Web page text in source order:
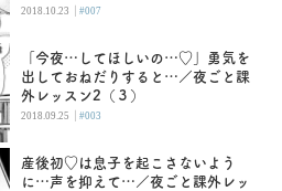
2018.10.23 |#007
「今夜…してほしいの…♡」勇気を
出しておねだりすると…／夜ごと課
外レッスン2（３）
2018.09.25 |#003
産後初♡は息子を起こさないよう
に…声を抑えて…／夜ごと課外レッ